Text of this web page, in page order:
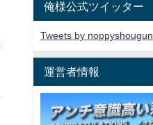
俺様公式ツイッター
Tweets by noppyshougun
運営者情報